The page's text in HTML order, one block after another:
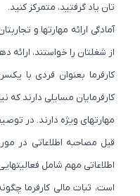
تان یاد گرفتید، متمرکز کنید.
آمادگی ارائه مهارتها و تجاربتان
از شغلتان را خواستند، ارائه
کارفرما بعنوان فردی با یکسری
کارفرمایان مسایلی دارند که نیاز
مهارتهای ویژه دارند. در توصیف
قیل مصاحبه اطلاعاتی در مورد
اطلاعاتی مهم شامل فعالیتهایی که
است، ثبات مالی کارفرما چگونه